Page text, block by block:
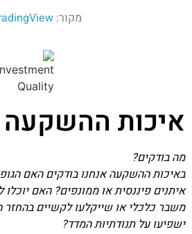
מקור:
איכות ההשקעה
מה בודקים?
באיכות ההשקעה אנחנו בודקים האם
איתנים פיננסית או ממונפים? האם
משבר כלכלי או שייקלעו לקשיים בהחזר
ישפיעו על תנודתיות המדד?